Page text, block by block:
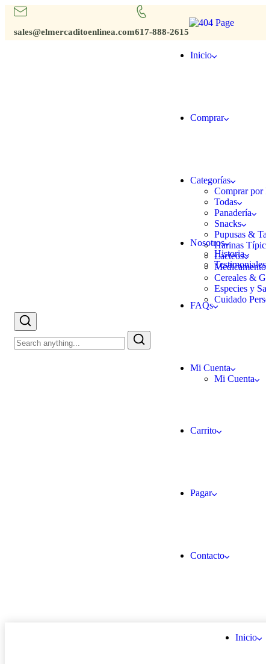
sales@elmercaditoenlinea.com617-888-2615
Inicio
Comprar
Categorías
Comprar por
Todas
Panadería
Snacks
Pupusas &
Harinas
Lacteos
Cereales &
Especies y
Cuidado
Nosotros
Historia
Testimoniales
FAQs
Mi Cuenta
Mi Cuenta
Carrito
Pagar
Contacto
Inicio